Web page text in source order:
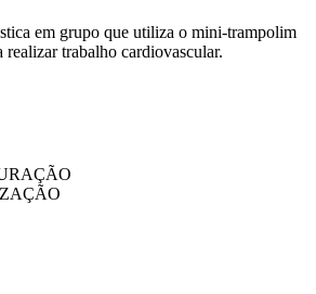
em grupo que utiliza o mini-trampolim
realizar trabalho cardiovascular.